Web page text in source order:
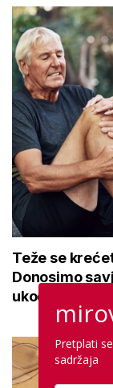
Teže se
Donosimo
ukočenosti
Pretplati
sadržaja